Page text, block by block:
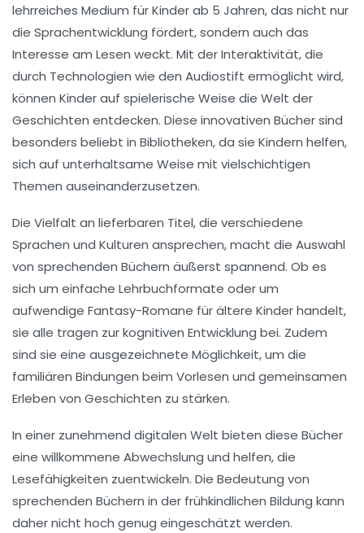
lehrreiches Medium für Kinder ab 5 Jahren, das nicht nur
die Sprachentwicklung fördert, sondern auch das
Interesse am Lesen weckt. Mit derInteraktivität, die
durch Technologien wie den Audiostift ermöglicht wird,
können Kinder auf spielerische Weise die Welt der
Geschichten entdecken. Diese innovativen Bücher sind
besonders beliebt in Bibliotheken, da sie Kindern helfen,
sich auf unterhaltsame Weise mit vielschichtigen
Themen auseinanderzusetzen.
Die Vielfalt an lieferbaren Titel, die verschiedene
Sprachen und Kulturen ansprechen, macht die Auswahl
von sprechenden Büchern äußerst spannend. Ob es
sich um einfache Lehrbuchformate oder um
aufwendige Fantasy-Romane für ältere Kinder handelt,
sie alle tragen zurkognitiven Entwicklung bei. Zudem
sind sie eine ausgezeichnete Möglichkeit, um die
familiären Bindungen beim Vorlesen und gemeinsamen
Erleben von Geschichten zu stärken.
In einer zunehmend digitalen Welt bieten diese Bücher
eine willkommene Abwechslung und helfen, die
Lesefähigkeiten zuentwickeln. Die Bedeutung von
sprechenden Büchern in der frühkindlichen Bildung kann
daher nicht hoch genug eingeschätzt werden.